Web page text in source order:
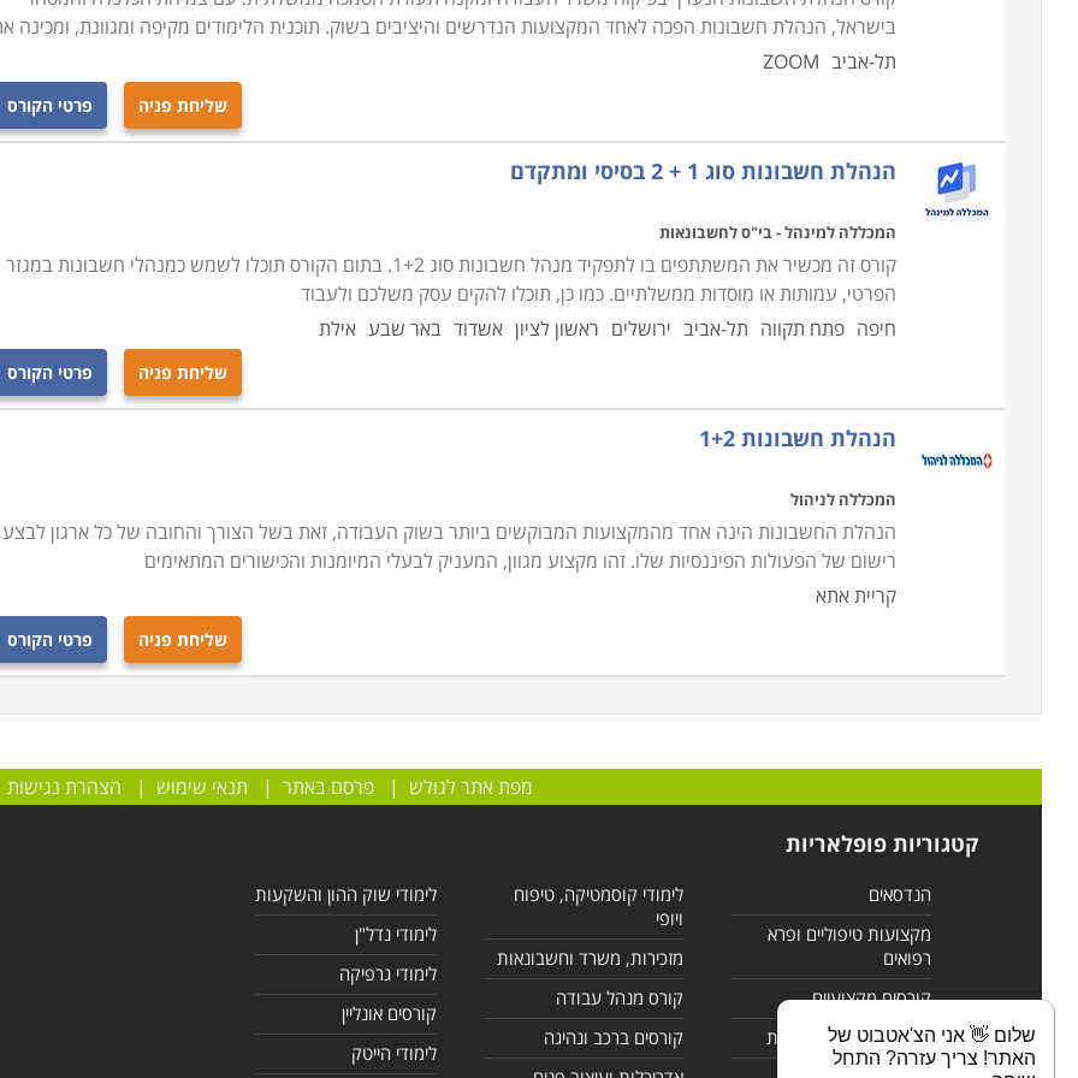
בישראל, הנהלת חשבונות הפכה לאחד המקצועות הנדרשים והיציבים בשוק. תוכנית הלימודים מקיפה ומגוונת, ומכינה
תל-אביב ZOOM
שליחת פניה פרטי הקורס
הנהלת חשבונות סוג 1 + 2 בסיסי ומתקדם
המכללה למינהל - בי"ס לחשבונאות
קורס זה מכשיר את המשתתפים בו לתפקיד מנהל חשבונות סוג 1+2. בתום הקורס תוכלו לשמש כמנהלי חשבונות במגזר
הפרטי, עמותות או מוסדות ממשלתיים. כמו כן, תוכלו להקים עסק משלכם ולעבוד
חיפה פתח תקווה תל-אביב ירושלים ראשון לציון אשדוד באר שבע אילת
שליחת פניה פרטי הקורס
הנהלת חשבונות 1+2
המכללה לניהול
הנהלת החשבונות הינה אחד מהמקצועות המבוקשים ביותר בשוק העבודה, זאת בשל הצורך והחובה של כל ארגון לבצע
רישום של הפעולות הפיננסיות שלו. זהו מקצוע מגוון, המעניק לבעלי המיומנות והכישורים המתאימים
קריית אתא
שליחת פניה פרטי הקורס
מפת אתר לגולש |פרסם באתר | תנאי שימוש | הצהרת נגישות
קטגוריות פופלאריות
הנדסאים
מקצועות טיפוליים ופרא
רפואים
קורסים מקצועיים
לימודי מחשבים ורשתות
לימודי קוסמטיקה, טיפוח
ויופי
מזכירות, משרד וחשבונאות
קורס מנהל עבודה
קורסים ברכב ונהיגה
לימודי שוק ההון והשקעות
לימודי נדל"ן
לימודי גרפיקה
קורסים אונליין
לימודי הייטק
שלום 👋 אני הצ'אטבוט של
האתר! צריך עזרה? התחל